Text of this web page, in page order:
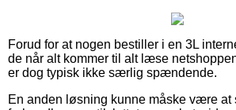
Forud for at nogen bestiller i en 3L
de når alt kommer til alt læse
er dog typisk ikke særlig spændende.
En anden løsning kunne måske være at